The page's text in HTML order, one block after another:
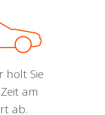
holt Sie
am
ab.